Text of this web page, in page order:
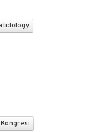
Kongresi